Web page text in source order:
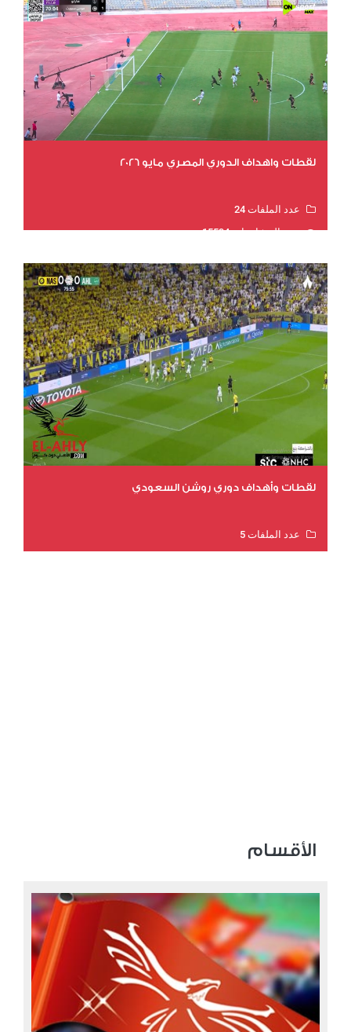
لقطات واهداف الدوري المصري مايو 2026
عدد الملفات 24
عدد المشاهدات 15594
لقطات وأهداف دوري روشن السعودي
عدد الملفات 5
الأقسام